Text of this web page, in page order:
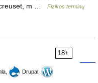
creuset, m …
Fizikos terminų
18+
Drupal,